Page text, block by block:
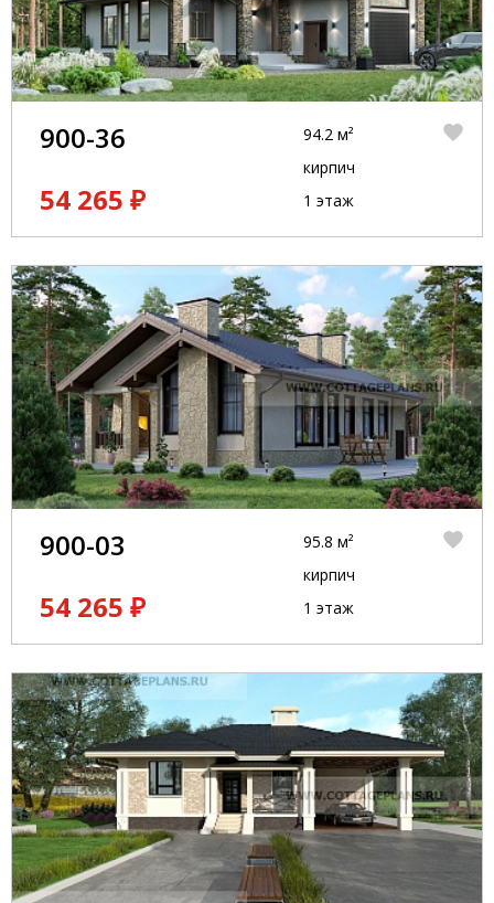
900-36
54 265 ₽
94.2 м²
кирпич
1 этаж
900-03
54 265 ₽
95.8 м²
кирпич
1 этаж